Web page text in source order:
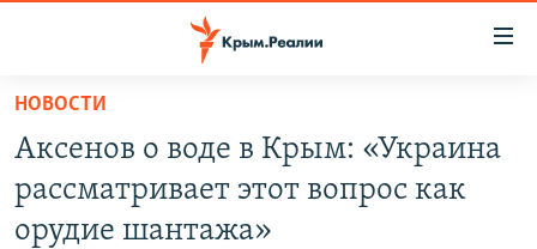
Вернуться
основному
содержанию
Вернутся
ВОДА
НОВОСТИ
Аксенов о воде в Крым: «Украина
рассматривает этот вопрос как
орудие шантажа»